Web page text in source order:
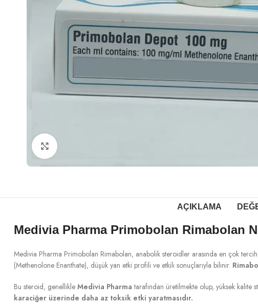
AÇIKLAMA
Medivia Pharma Primobolan Rimabolan
Medivia Pharma Primobolan Rimabolan, anabolik steroidler arasında en çok
(Methenolone Enanthate), düşük yan etki profili ve etkili sonuçlarıyla bilinir.
Bu steroid, genellikle Medivia Pharma tarafından üretilmekte olup, yüksek kalite
karaciğer üzerinde daha az toksik etki yaratmasıdır.